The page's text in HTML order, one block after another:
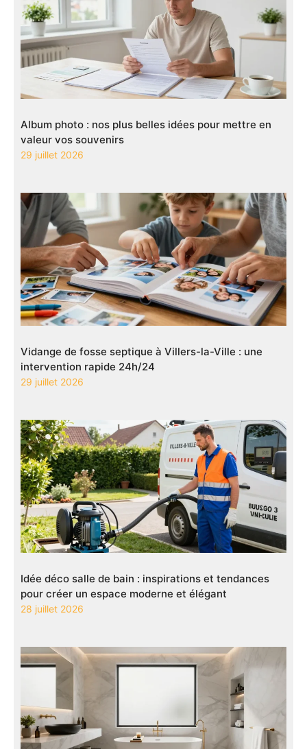
Album photo : nos plus belles idées pour mettre en
valeur vos souvenirs
29 juillet 2026
Vidange de fosse septique à Villers-la-Ville : une
intervention rapide 24h/24
29 juillet 2026
Idée déco salle de bain : inspirations et tendances
pour créer un espace moderne et élégant
28 juillet 2026